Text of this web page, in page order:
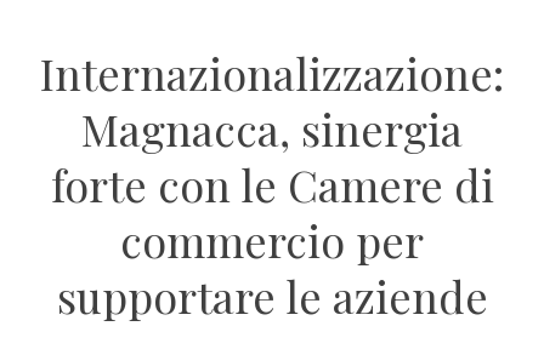
Internazionalizzazione:
Magnacca, sinergia
forte con le Camere di
commercio per
supportare le aziende